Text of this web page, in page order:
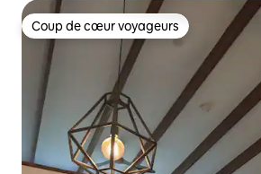
Coup de cœur voyageurs
Coup de cœur voyageurs